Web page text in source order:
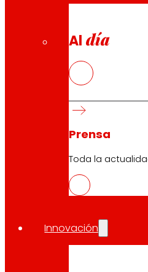
Al día
Prensa
Toda la
Innovación